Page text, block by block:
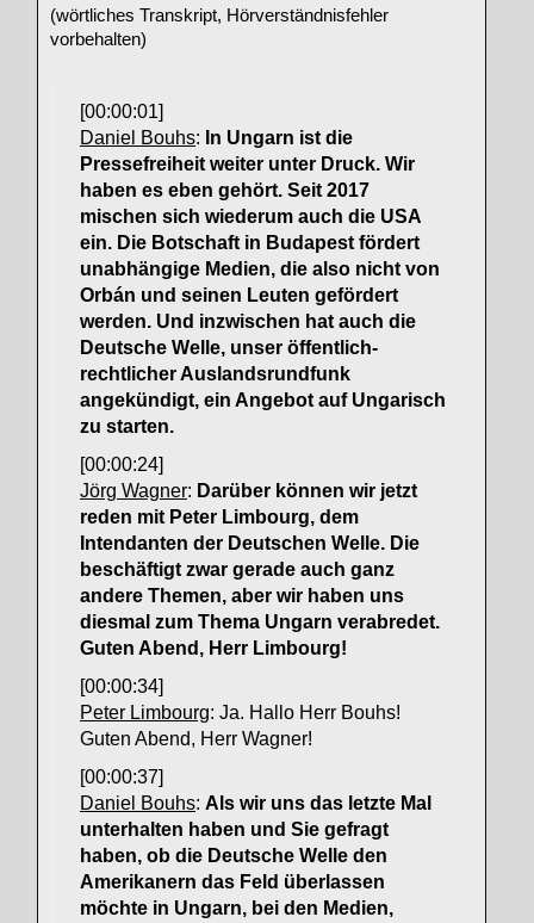
(wörtliches Transkript, Hörverständnisfehler
vorbehalten)
[00:00:01]
Daniel Bouhs: In Ungarn ist die
Pressefreiheit weiter unter Druck. Wir
haben es eben gehört. Seit 2017
mischen sich wiederum auch die USA
ein. Die Botschaft in Budapest fördert
unabhängige Medien, die also nicht von
Orbán und seinen Leuten gefördert
werden. Und inzwischen hat auch die
Deutsche Welle, unser öffentlich-
rechtlicher Auslandsrundfunk
angekündigt, ein Angebot auf Ungarisch
zu starten.
[00:00:24]
Jörg Wagner: Darüber können wir jetzt
reden mit Peter Limbourg, dem
Intendanten der Deutschen Welle. Die
beschäftigt zwar gerade auch ganz
andere Themen, aber wir haben uns
diesmal zum Thema Ungarn verabredet.
Guten Abend, Herr Limbourg!
[00:00:34]
Peter Limbourg: Ja. Hallo Herr Bouhs!
Guten Abend, Herr Wagner!
[00:00:37]
Daniel Bouhs: Als wir uns das letzte Mal
unterhalten haben und Sie gefragt
haben, ob die Deutsche Welle den
Amerikanern das Feld überlassen
möchte in Ungarn, bei den Medien,